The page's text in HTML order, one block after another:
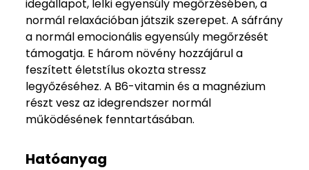
idegállapot, lelki egyensúly megőrzésében, a
normál relaxációban játszik szerepet. A sáfrány
a normál emocionális egyensúly megőrzését
támogatja. E három növény hozzájárul a
feszített életstílus okozta stressz
legyőzéséhez. A B6-vitamin és a magnézium
részt vesz az idegrendszer normál
működésének fenntartásában.
Hatóanyag